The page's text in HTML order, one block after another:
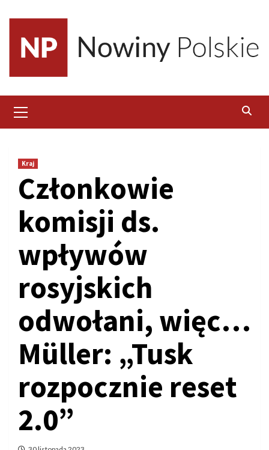
content
Menu
Kraj
Członkowie
komisji ds.
wpływów
rosyjskich
odwołani, więc…
Müller: „Tusk
rozpocznie reset
2.0”